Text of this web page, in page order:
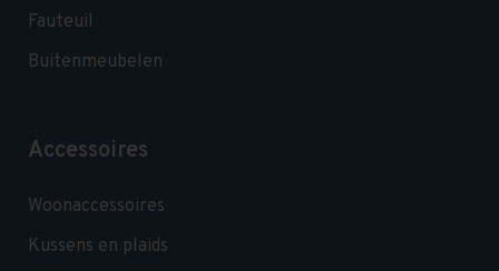
Fauteuil
Buitenmeubelen
Accessoires
Woonaccessoires
Kussens en plaids